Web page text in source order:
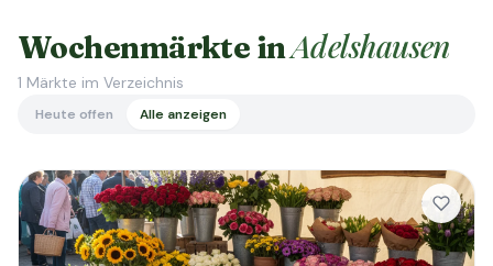
Wochenmärkte inAdelshausen
1 Märkte im Verzeichnis
Heute offen Alle anzeigen